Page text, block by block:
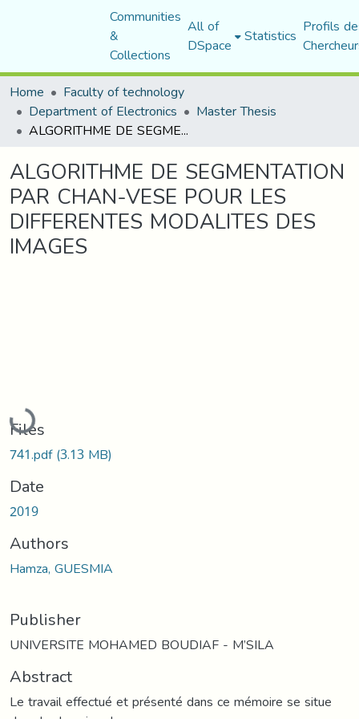
Communities
&
Collections
All of
DSpace Statistics Profils
Home
Faculty of technology
Department of Electronics Master Thesis
ALGORITHME DE SEGMENTATION PAR CHAN-VESE POUR LES DIFFERENTES MODALITES DES IMAGES
ALGORITHME DE SEGMENTATION
PAR CHAN-VESE POUR LES
DIFFERENTES MODALITES DES
IMAGES
Loading...
Files
741.pdf(3.13 MB)
Date
2019
Authors
Hamza, GUESMIA
Publisher
UNIVERSITE MOHAMED BOUDIAF - M’SILA
Abstract
Le travail effectué et présenté dans ce mémoire se situe